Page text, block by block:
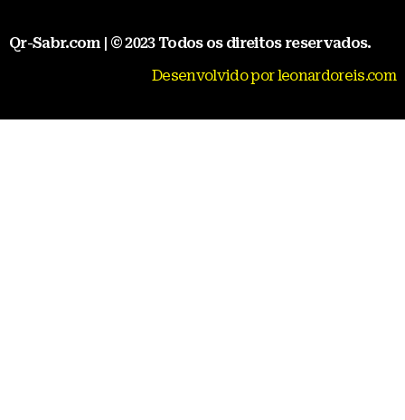
Qr-Sabr.com | © 2023 Todos os direitos reservados.
Desenvolvido por leonardoreis.com